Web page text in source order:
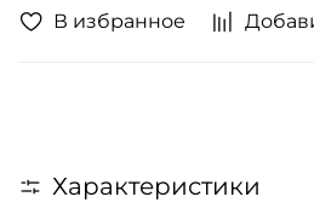
В избранное
Характеристики